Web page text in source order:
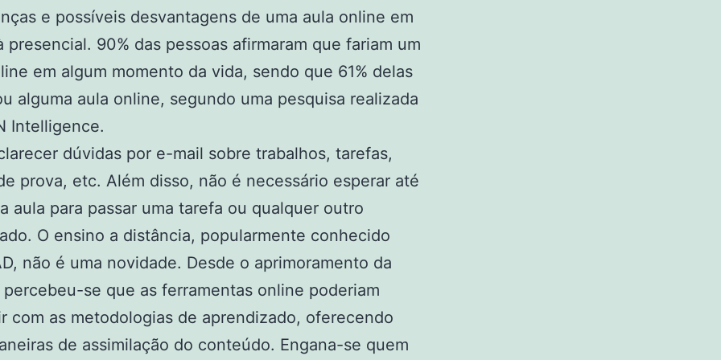
e possíveis desvantagens de uma aula online em
presencial. 90% das pessoas afirmaram que fariam um
em algum momento da vida, sendo que 61% delas
alguma aula online, segundo uma pesquisa realizada
Intelligence.
dúvidas por e-mail sobre trabalhos, tarefas,
prova, etc. Além disso, não é necessário esperar até
aula para passar uma tarefa ou qualquer outro
O ensino a distância, popularmente conhecido
não é uma novidade. Desde o aprimoramento da
se que as ferramentas online poderiam
com as metodologias de aprendizado, oferecendo
de assimilação do conteúdo. Engana-se quem